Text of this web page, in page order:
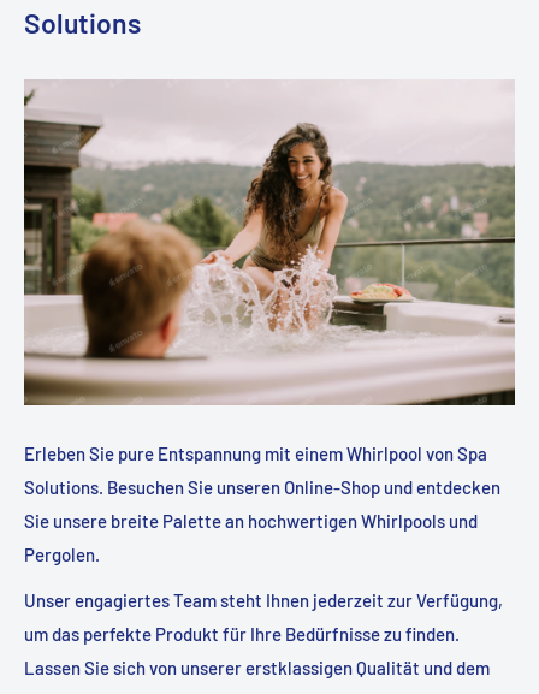
Solutions
Erleben Sie pure Entspannung mit einem Whirlpool von Spa
Solutions. Besuchen Sie unseren Online-Shop und entdecken
Sie unsere breite Palette an hochwertigen Whirlpools und
Pergolen.
Unser engagiertes Team steht Ihnen jederzeit zur Verfügung,
um das perfekte Produkt für Ihre Bedürfnisse zu finden.
Lassen Sie sich von unserer erstklassigen Qualität und dem